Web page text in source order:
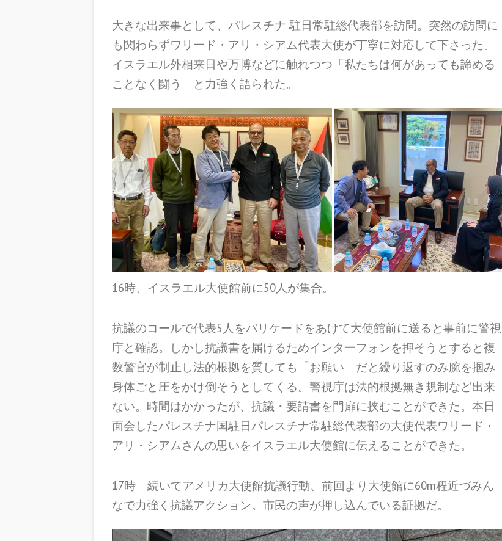
大きな出来事として、パレスチナ 駐日常駐総代表部を訪問。突然の訪問に
も関わらずワリード・アリ・シアム代表大使が丁寧に対応して下さった。
イスラエル外相来日や万博などに触れつつ「私たちは何があっても諦める
ことなく闘う」と力強く語られた。
16時、イスラエル大使館前に50人が集合。
抗議のコールで代表5人をバリケードをあけて大使館前に送ると事前に警視
庁と確認。しかし抗議書を届けるためインターフォンを押そうとすると複
数警官が制止し法的根拠を質しても「お願い」だと繰り返すのみ腕を掴み
身体ごと圧をかけ倒そうとしてくる。警視庁は法的根拠無き規制など出来
ない。時間はかかったが、抗議・要請書を門扉に挟むことができた。本日
面会したパレスチナ国駐日パレスチナ常駐総代表部の大使代表ワリード・
アリ・シアムさんの思いをイスラエル大使館に伝えることができた。
17時 続いてアメリカ大使館抗議行動、前回より大使館に60m程近づみん
なで力強く抗議アクション。市民の声が押し込んでいる証拠だ。